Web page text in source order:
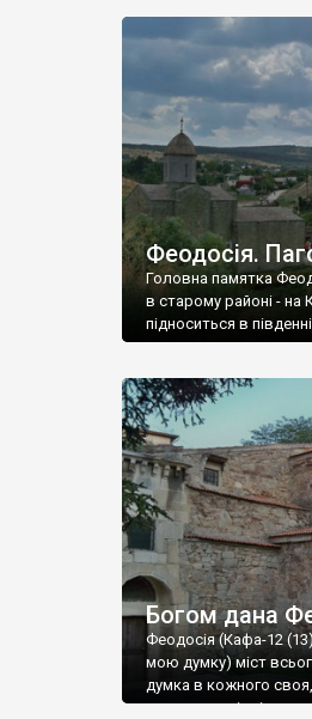
Феодосія.
Головна памятка
в старому районі - на
підноситься в
Богом дана
Феодосія (Кафа-12
мою думку) міст
думка в кожного
запрошую відвідати